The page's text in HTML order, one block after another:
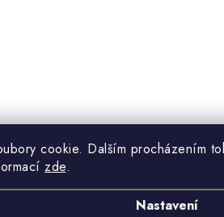
cookie. Dalším procházením
zde.
Nastavení